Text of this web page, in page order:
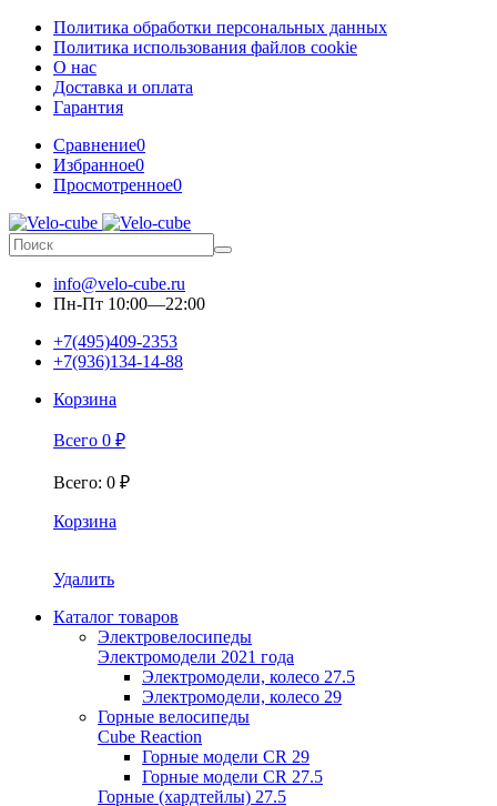
Политика обработки персональных данных
Политика использования файлов cookie
О нас
Доставка и оплата
Гарантия
Сравнение0
Избранное0
Просмотренное0
info@velo-cube.ru
Пн-Пт 10:00—22:00
+7(495)409-2353
+7(936)134-14-88
Корзина
Всего 0 ₽
Всего: 0 ₽
Корзина
Удалить
Каталог товаров
Электровелосипеды
Электромодели 2021 года
Электромодели, колесо 27.5
Электромодели, колесо 29
Горные велосипеды
Cube Reaction
Горные модели CR 29
Горные модели CR 27.5
Горные (хардтейлы) 27.5